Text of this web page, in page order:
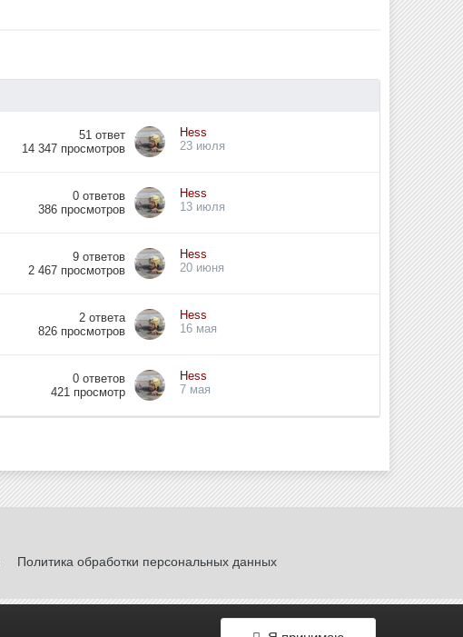
51 ответ
14 347 просмотров
Hess
23 июля
0 ответов
386 просмотров
Hess
13 июля
9 ответов
2 467 просмотров
Hess
20 июня
2 ответа
826 просмотров
Hess
16 мая
0 ответов
421 просмотр
Hess
7 мая
Политика обработки персональных данных